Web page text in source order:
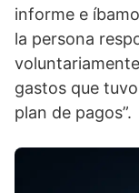
informe e
la persona
gastos que
plan de pagos”.